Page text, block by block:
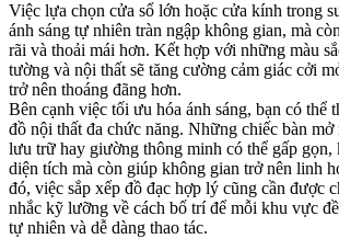
Việc lựa chọn cửa sổ lớn hoặc cửa kính trong
ánh sáng tự nhiên tràn ngập không gian, mà
rãi và thoải mái hơn. Kết hợp với những màu
tường và nội thất sẽ tăng cường cảm giác cởi
trở nên thoáng đãng hơn.
Bên cạnh việc tối ưu hóa ánh sáng, bạn có thể
đồ nội thất đa chức năng. Những chiếc bàn mở
lưu trữ hay giường thông minh có thể gấp gọn,
diện tích mà còn giúp không gian trở nên linh
đó, việc sắp xếp đồ đạc hợp lý cũng cần được
nhắc kỹ lưỡng về cách bố trí để mỗi khu vực
tự nhiên và dễ dàng thao tác.